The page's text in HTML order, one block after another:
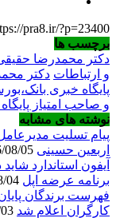
pra8.ir/?p=23400
برچسب ها
دکتر محمدرضا
و ارتباطات دکتر
پایگاه خبری
و صاحب امتیاز
نوشته های مشابه
پیام تسلیت
اربعین حسینی
آیفون استاندارد
برنامه عرضه اپل
فهرست برندگان
کارگران اعلام شد